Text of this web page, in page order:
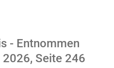
- Entnommen
Seite 246